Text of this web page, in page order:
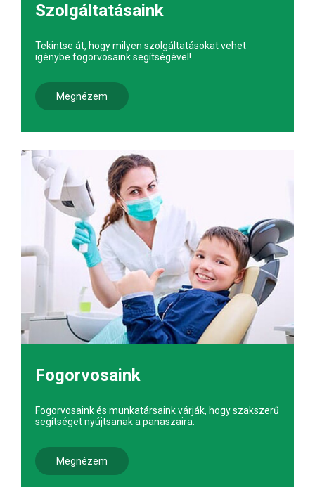
Szolgáltatásaink
Tekintse át, hogy milyen szolgáltatásokat vehet
igénybe fogorvosaink segítségével!
Megnézem
Fogorvosaink
Fogorvosaink és munkatársaink várják, hogy szakszerű
segítséget nyújtsanak a panaszaira.
Megnézem